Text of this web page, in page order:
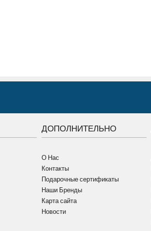
ДОПОЛНИТЕЛЬНО
О Нас
Контакты
Подарочные сертификаты
Наши Бренды
Карта сайта
Новости